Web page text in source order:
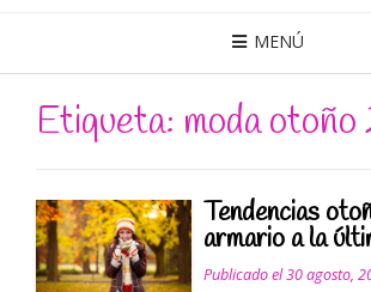
MENÚ
Etiqueta: moda otoño
Tendencias
armario a la
Publicado el30 agosto,